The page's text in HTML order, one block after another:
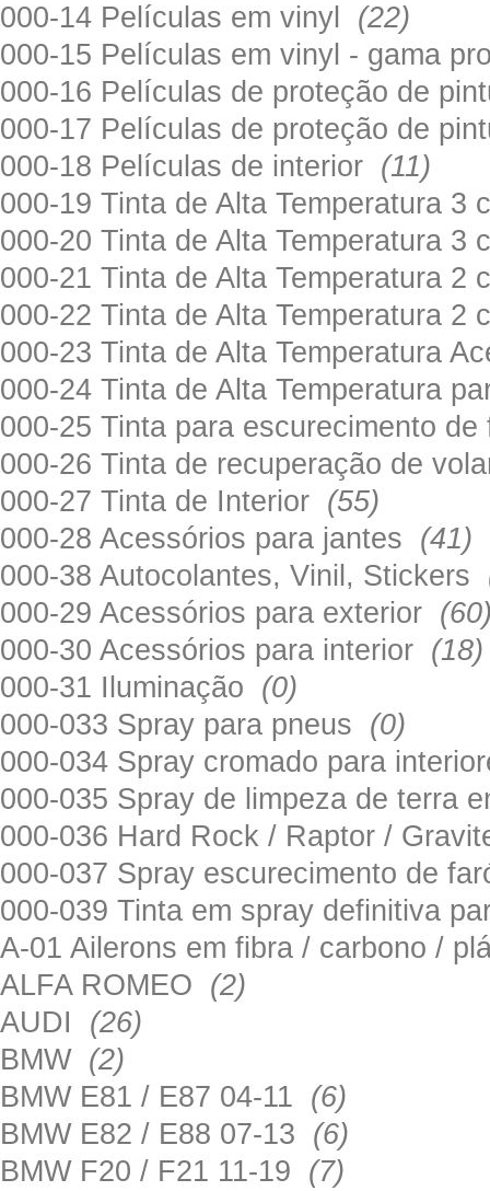
000-14 Películas em vinyl (22)
000-15 Películas em vinyl - gama
000-16 Películas de proteção de
000-17 Películas de proteção de
000-18 Películas de interior (11)
000-19 Tinta de Alta Temperatura
000-20 Tinta de Alta Temperatura
000-21 Tinta de Alta Temperatura
000-22 Tinta de Alta Temperatura
000-23 Tinta de Alta Temperatura
000-24 Tinta de Alta Temperatura
000-25 Tinta para escurecimento
000-26 Tinta de recuperação de
000-27 Tinta de Interior (55)
000-28 Acessórios para jantes (41)
000-38 Autocolantes, Vinil, Stickers
000-29 Acessórios para exterior
000-30 Acessórios para interior (18)
000-31 Iluminação (0)
000-033 Spray para pneus (0)
000-034 Spray cromado para
000-035 Spray de limpeza de terra
000-036 Hard Rock / Raptor /
000-037 Spray escurecimento de
000-039 Tinta em spray definitiva
A-01 Ailerons em fibra / carbono /
ALFA ROMEO (2)
AUDI (26)
BMW (2)
BMW E81 / E87 04-11 (6)
BMW E82 / E88 07-13 (6)
BMW F20 / F21 11-19 (7)